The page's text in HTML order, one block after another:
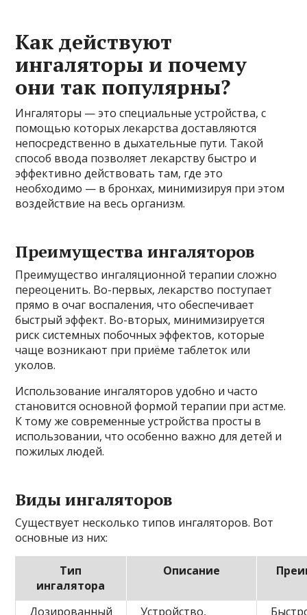
Как действуют
ингаляторы и почему
они так популярны?
Ингаляторы — это специальные устройства, с
помощью которых лекарства доставляются
непосредственно в дыхательные пути. Такой
способ ввода позволяет лекарству быстро и
эффективно действовать там, где это
необходимо — в бронхах, минимизируя при этом
воздействие на весь организм.
Преимущества ингаляторов
Преимущество ингаляционной терапии сложно
переоценить. Во-первых, лекарство поступает
прямо в очаг воспаления, что обеспечивает
быстрый эффект. Во-вторых, минимизируется
риск системных побочных эффектов, которые
чаще возникают при приёме таблеток или
уколов.
Использование ингаляторов удобно и часто
становится основной формой терапии при астме.
К тому же современные устройства просты в
использовании, что особенно важно для детей и
пожилых людей.
Виды ингаляторов
Существует несколько типов ингаляторов. Вот
основные из них:
Тип
ингалятора
Описание
Дозированный Устройство,